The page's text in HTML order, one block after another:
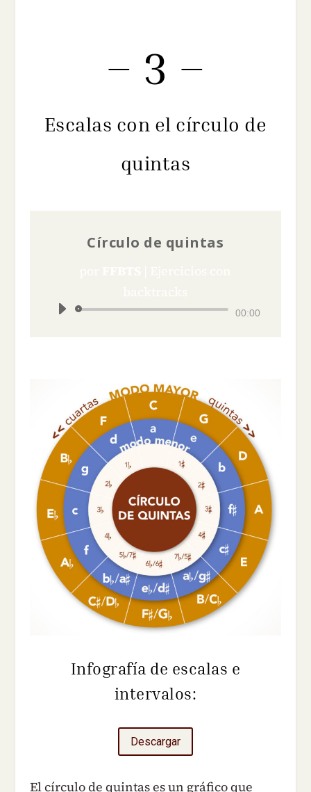
– 3 –
Escalas con el círculo de
quintas
Círculo de quintas
Reproductor
00:00
Infografía de escalas e
intervalos:
Descargar
El círculo de quintas es un gráfico que